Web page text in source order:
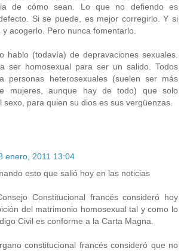
de cómo sean. Lo que no defiendo es
Si se puede, es mejor corregirlo. Y si
y acogerlo. Pero nunca fomentarlo.
hablo (todavía) de depravaciones sexuales.
ser homosexual para ser un salido. Todos
personas heterosexuales (suelen ser más
mujeres, aunque hay de todo) que solo
sexo, para quien su dios es sus vergüenzas.
enero, 2011 13:04
esto que salió hoy en las noticias
Constitucional francés consideró hoy
del matrimonio homosexual tal y como lo
Civil es conforme a la Carta Magna.
constitucional francés consideró que no